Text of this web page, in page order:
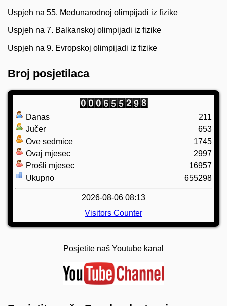
Uspjeh na 55. Međunarodnoj olimpijadi iz fizike
Uspjeh na 7. Balkanskoj olimpijadi iz fizike
Uspjeh na 9. Evropskoj olimpijadi iz fizike
Broj posjetilaca
Danas
Jučer
Ove sedmice
Ovaj mjesec
Prošli mjesec
Ukupno
211
653
1745
2997
16957
655298
2026-08-06 08:13
Visitors Counter
Posjetite naš Youtube kanal